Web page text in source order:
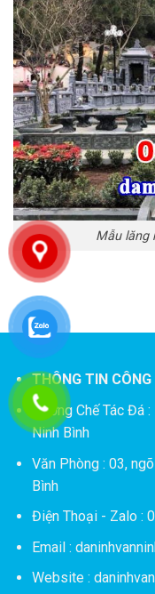
Mẫu lăng
THÔNG TIN
Xưởng Chế Tác Đá :
Ninh Bình
Văn Phòng : 03,
Bình
Điện Thoại - Zalo :
Email :
Website :